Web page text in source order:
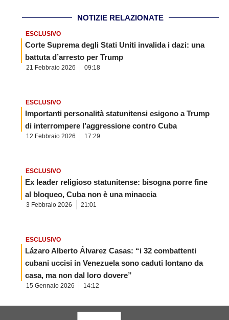
NOTIZIE RELAZIONATE
ESCLUSIVO
Corte Suprema degli Stati Uniti invalida i dazi: una
battuta d’arresto per Trump
21 Febbraio 2026 09:18
ESCLUSIVO
Importanti personalità statunitensi esigono a Trump
di interrompere l’aggressione contro Cuba
12 Febbraio 2026 17:29
ESCLUSIVO
Ex leader religioso statunitense: bisogna porre fine
al bloqueo, Cuba non è una minaccia
3 Febbraio 2026 21:01
ESCLUSIVO
Lázaro Alberto Álvarez Casas: “i 32 combattenti
cubani uccisi in Venezuela sono caduti lontano da
casa, ma non dal loro dovere”
15 Gennaio 2026 14:12